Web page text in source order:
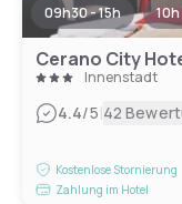
09h30 - 15h
Cerano City
Innenstadt
4.4/5|42
Kostenlose Stornierung
Zahlung im Hotel